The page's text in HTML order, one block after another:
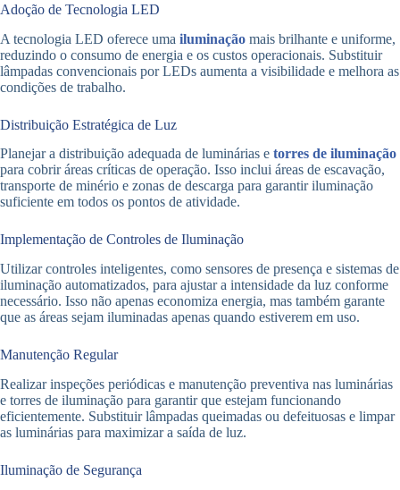
Adoção de Tecnologia LED
A tecnologia LED oferece uma iluminação mais brilhante e uniforme,
reduzindo o consumo de energia e os custos operacionais. Substituir
lâmpadas convencionais por LEDs aumenta a visibilidade e melhora as
condições de trabalho.
Distribuição Estratégica de Luz
Planejar a distribuição adequada de luminárias e torres de iluminação
para cobrir áreas críticas de operação. Isso inclui áreas de escavação,
transporte de minério e zonas de descarga para garantir iluminação
suficiente em todos os pontos de atividade.
Implementação de Controles de Iluminação
Utilizar controles inteligentes, como sensores de presença e sistemas de
iluminação automatizados, para ajustar a intensidade da luz conforme
necessário. Isso não apenas economiza energia, mas também garante
que as áreas sejam iluminadas apenas quando estiverem em uso.
Manutenção Regular
Realizar inspeções periódicas e manutenção preventiva nas luminárias
e torres de iluminação para garantir que estejam funcionando
eficientemente. Substituir lâmpadas queimadas ou defeituosas e limpar
as luminárias para maximizar a saída de luz.
Iluminação de Segurança